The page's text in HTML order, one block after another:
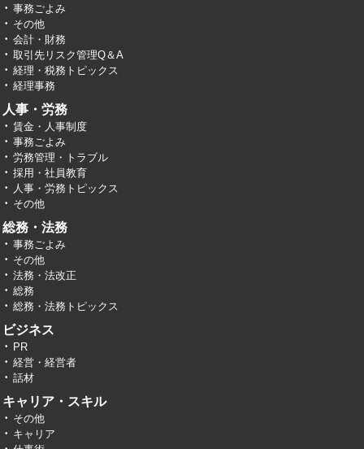
事務ごよみ
その他
会計・財務
取引先リスク管理Q＆A
経理・税務トピックス
経理事務
人事・労務
賃金・人事制度
事務ごよみ
労務管理・トラブル
採用・社員教育
人事・労務トピックス
その他
総務・法務
事務ごよみ
その他
法務・法改正
総務
総務・法務トピックス
ビジネス
PR
経営・経営者
話材
キャリア・スキル
その他
キャリア